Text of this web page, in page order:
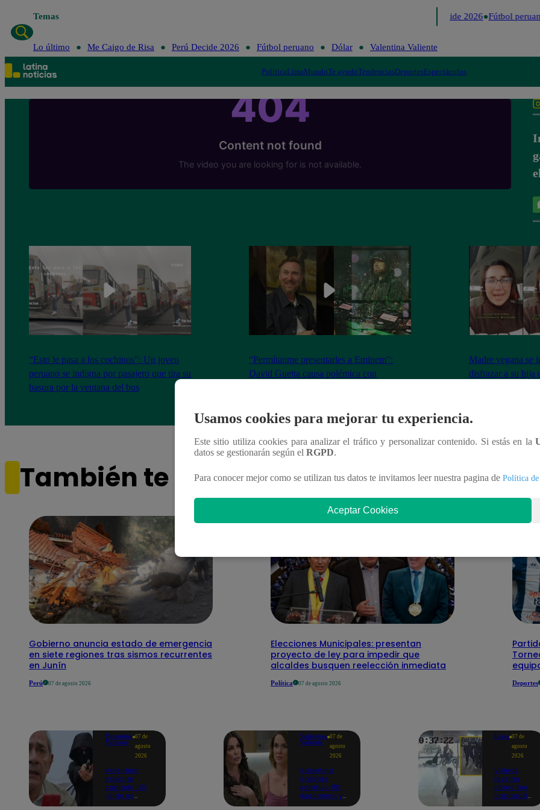
Temas Perú Decide 2026 Fútbol
Lo último Me Caigo de Risa Perú Decide 2026 Fútbol peruano Dólar Valentina Valiente
PolíticaLimaMundoTe ayudoTendenciasDeportesEspectáculos
“Esto le pasa a los cochinos”: Un joven
peruano se indigna por pasajero que tira su
basura por la ventana del bus
“Permítanme presentarles a Eminem”:
David Guetta causa polémica con
Madre vegana se
disfrazar a su hija
También te puede interesar
Gobierno anuncia estado de emergencia
en siete regiones tras sismos recurrentes
en Junín
Perú 07 de agosto 2026
Elecciones Municipales: presentan
proyecto de ley para impedir que
alcaldes busquen reelección inmediata
Política 07 de agosto 2026 Deportes
Valentina
Valiente
07 de
agosto
2026
Valentina
Valiente
capítulo 110:
¡Frida es
Valentina
Valiente
07 de
agosto
2026
Valentina
Valiente
capítulo 110:
¡Macarena ya
Lima 07 de
agosto
2026
Videos
revelan
cómo fue
capturado
Usamos cookies para mejorar tu experiencia.
Este sitio utiliza cookies para analizar el tráfico y personalizar contenido. Si estás en la
datos se gestionarán según el RGPD.
Para conocer mejor como se utilizan tus datos te invitamos leer nuestra pagina de Política
Aceptar Cookies